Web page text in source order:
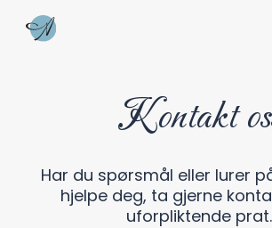
Kontakt
Har du spørsmål eller lurer
hjelpe deg, ta gjerne
uforpliktende prat.